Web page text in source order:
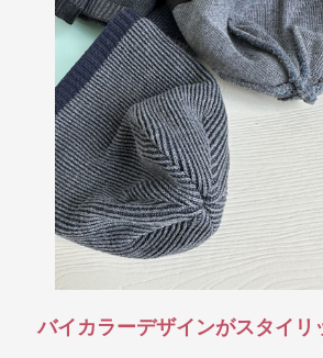
バイカラーデザインがスタイリ